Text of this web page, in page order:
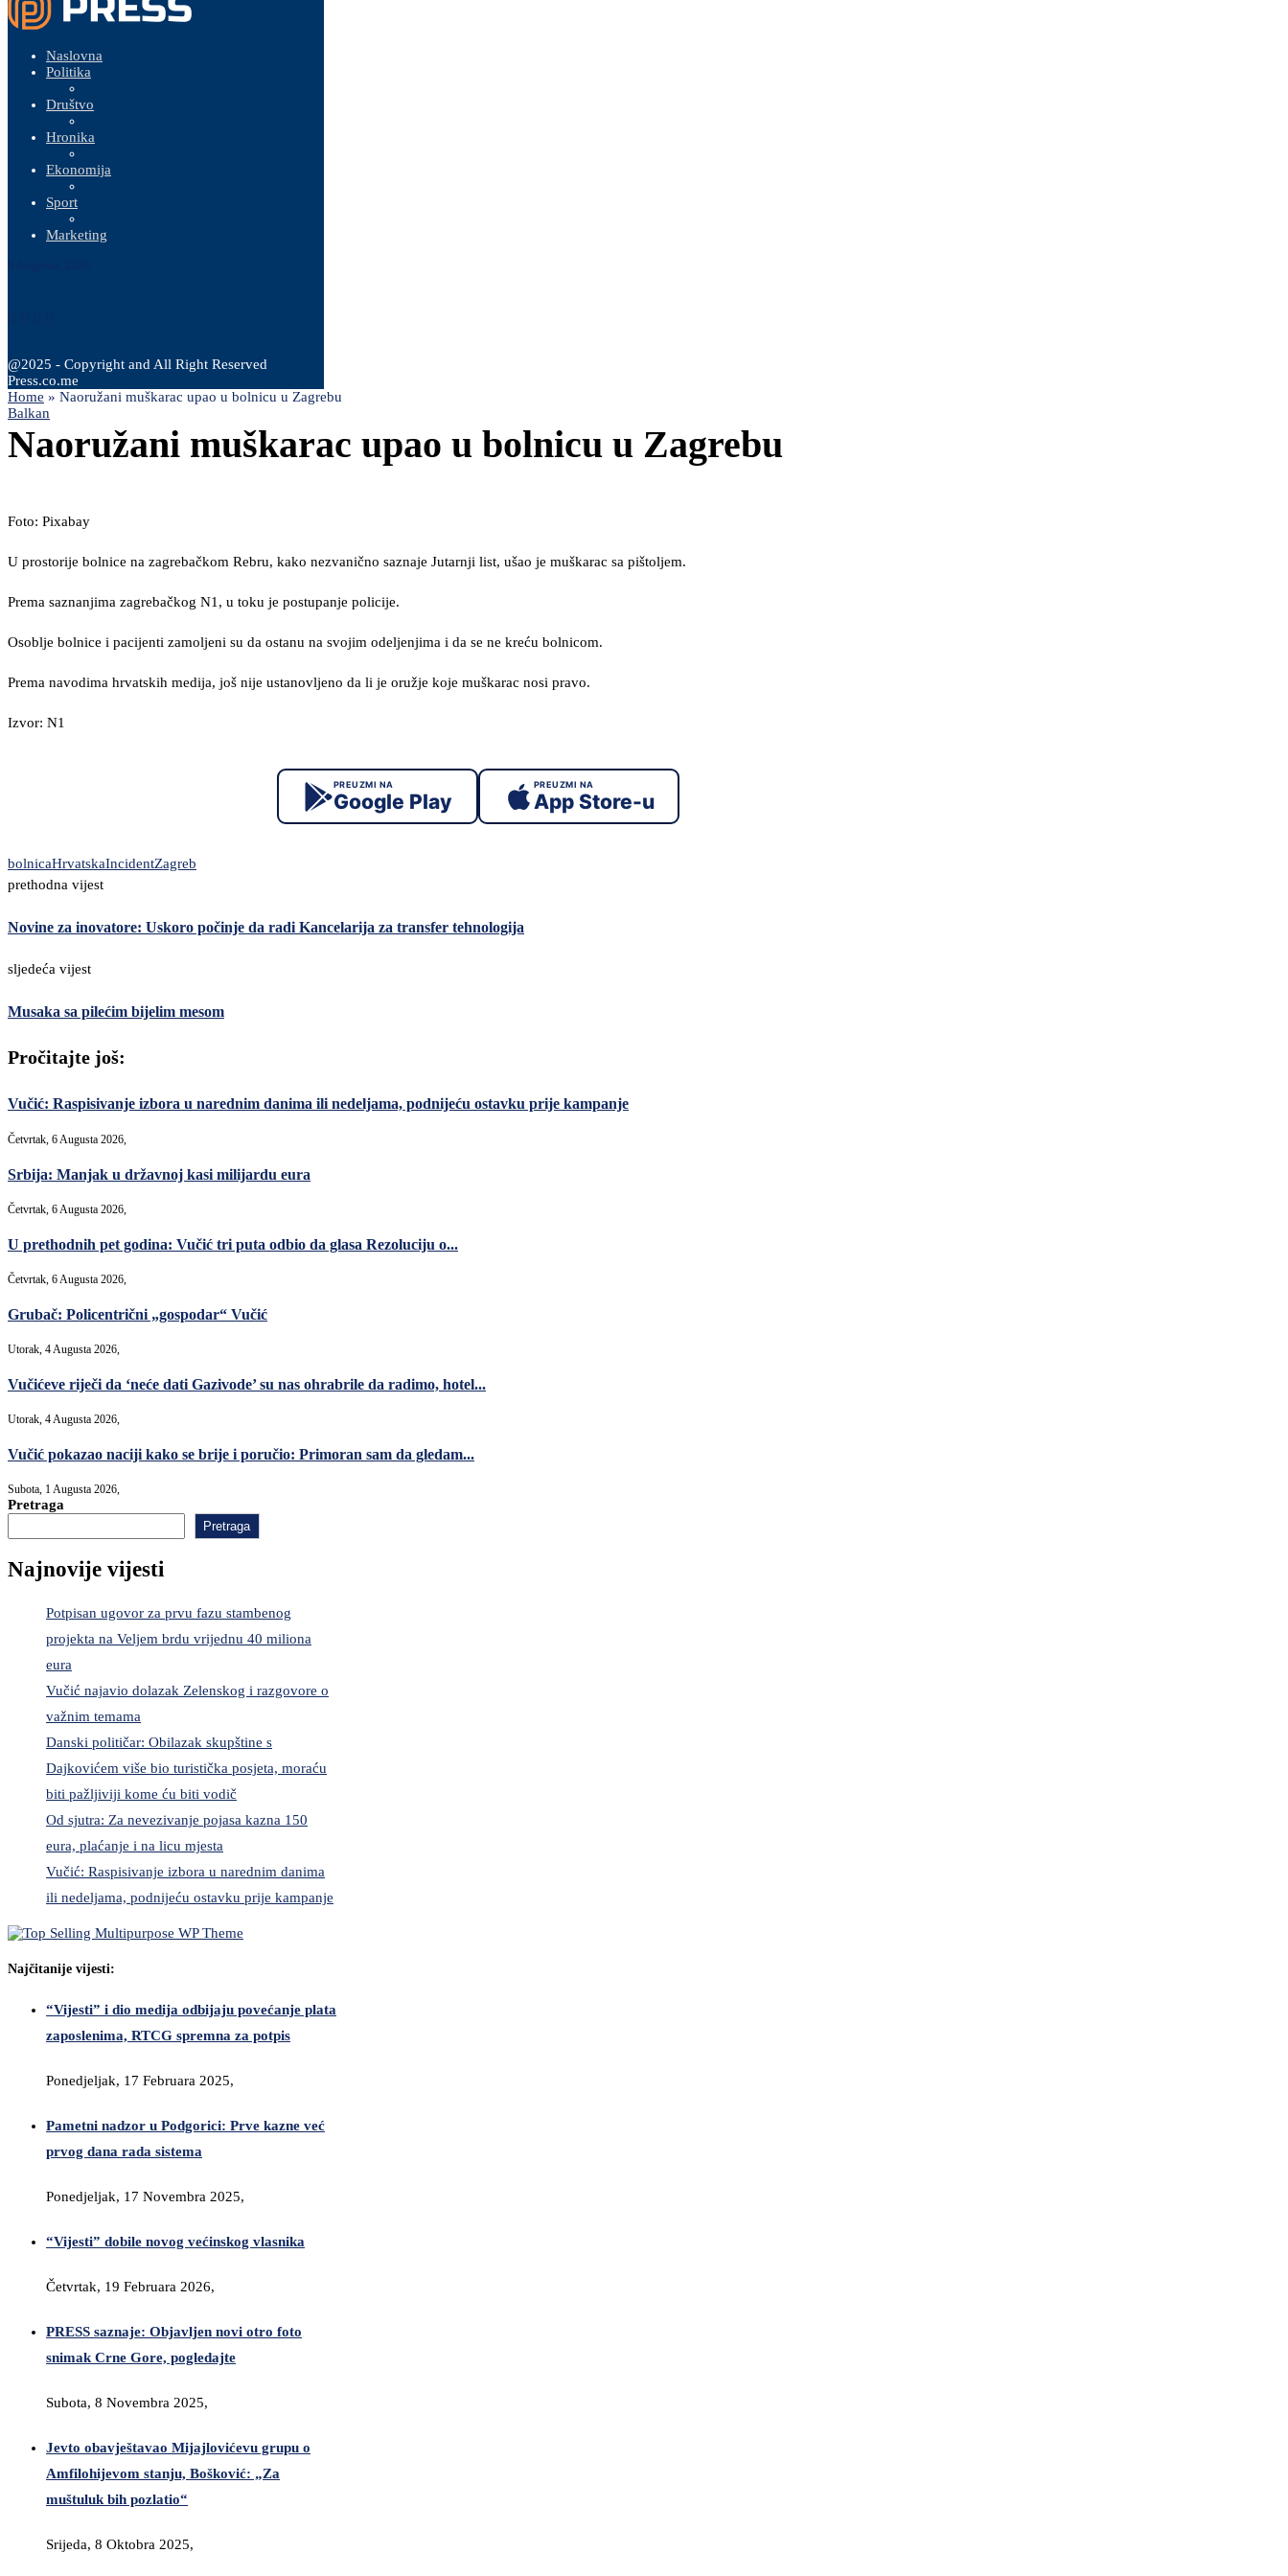
Naslovna
Politika
Društvo
Hronika
Ekonomija
Sport
Marketing
@2025 - Copyright and All Right Reserved
Press.co.me
Home » Naoružani muškarac upao u bolnicu u Zagrebu
Balkan
Naoružani muškarac upao u bolnicu u Zagrebu
Foto: Pixabay
U prostorije bolnice na zagrebačkom Rebru, kako nezvanično saznaje Jutarnji list, ušao je muškarac sa pištoljem.
Prema saznanjima zagrebačkog N1, u toku je postupanje policije.
Osoblje bolnice i pacijenti zamoljeni su da ostanu na svojim odeljenjima i da se ne kreću bolnicom.
Prema navodima hrvatskih medija, još nije ustanovljeno da li je oružje koje muškarac nosi pravo.
Izvor: N1
PREUZMI NA
Google Play
PREUZMI NA
App Store-u
bolnicaHrvatskaIncidentZagreb
prethodna vijest
Novine za inovatore: Uskoro počinje da radi Kancelarija za transfer tehnologija
sljedeća vijest
Musaka sa pilećim bijelim mesom
Pročitajte još:
Vučić: Raspisivanje izbora u narednim danima ili nedeljama, podnijeću ostavku prije kampanje
Četvrtak, 6 Augusta 2026,
Srbija: Manjak u državnoj kasi milijardu eura
Četvrtak, 6 Augusta 2026,
U prethodnih pet godina: Vučić tri puta odbio da glasa Rezoluciju o...
Četvrtak, 6 Augusta 2026,
Grubač: Policentrični „gospodar“ Vučić
Utorak, 4 Augusta 2026,
Vučićeve riječi da ‘neće dati Gazivode’ su nas ohrabrile da radimo, hotel...
Utorak, 4 Augusta 2026,
Vučić pokazao naciji kako se brije i poručio: Primoran sam da gledam...
Subota, 1 Augusta 2026,
Pretraga
Pretraga
Najnovije vijesti
Potpisan ugovor za prvu fazu stambenog
projekta na Veljem brdu vrijednu 40 miliona
eura
Vučić najavio dolazak Zelenskog i razgovore o
važnim temama
Danski političar: Obilazak skupštine s
Dajkovićem više bio turistička posjeta, moraću
biti pažljiviji kome ću biti vodič
Od sjutra: Za nevezivanje pojasa kazna 150
eura, plaćanje i na licu mjesta
Vučić: Raspisivanje izbora u narednim danima
ili nedeljama, podnijeću ostavku prije kampanje
Najčitanije vijesti:
“Vijesti” i dio medija odbijaju povećanje plata
zaposlenima, RTCG spremna za potpis
Ponedjeljak, 17 Februara 2025,
Pametni nadzor u Podgorici: Prve kazne već
prvog dana rada sistema
Ponedjeljak, 17 Novembra 2025,
“Vijesti” dobile novog većinskog vlasnika
Četvrtak, 19 Februara 2026,
PRESS saznaje: Objavljen novi otro foto
snimak Crne Gore, pogledajte
Subota, 8 Novembra 2025,
Jevto obavještavao Mijajlovićevu grupu o
Amfilohijevom stanju, Bošković: „Za
muštuluk bih pozlatio“
Srijeda, 8 Oktobra 2025,